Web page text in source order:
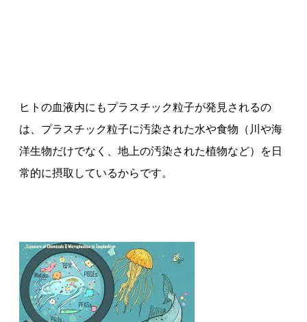
ヒトの血液内にもプラスチック粒子が発見されるの
は、プラスチック粒子に汚染された水や食物（川や海
洋生物だけでなく、地上の汚染された植物など）を日
常的に摂取しているからです。